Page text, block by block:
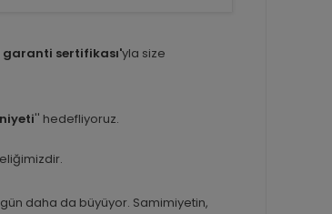
garanti sertifikası'yla size
'' hedefliyoruz.
daha da büyüyor. Samimiyetin,